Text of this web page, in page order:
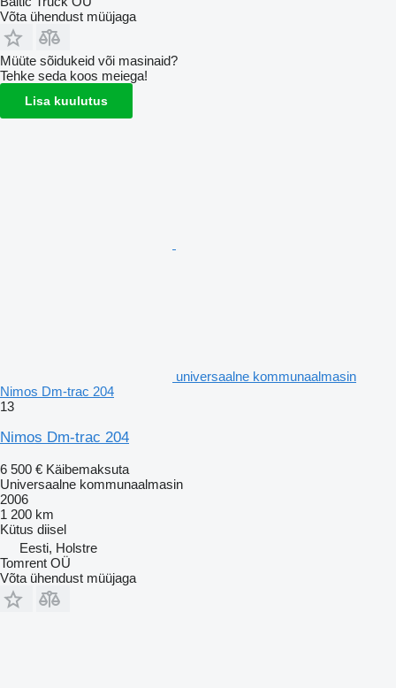
Võta ühendust müüjaga
Müüte sõidukeid või masinaid?
Tehke seda koos meiega!
Lisa kuulutus
universaalne kommunaalmasin
Nimos Dm-trac 204
13
Nimos Dm-trac 204
6 500 € Käibemaksuta
Universaalne kommunaalmasin
2006
1 200 km
Kütus diisel
Eesti, Holstre
Tomrent OÜ
Võta ühendust müüjaga